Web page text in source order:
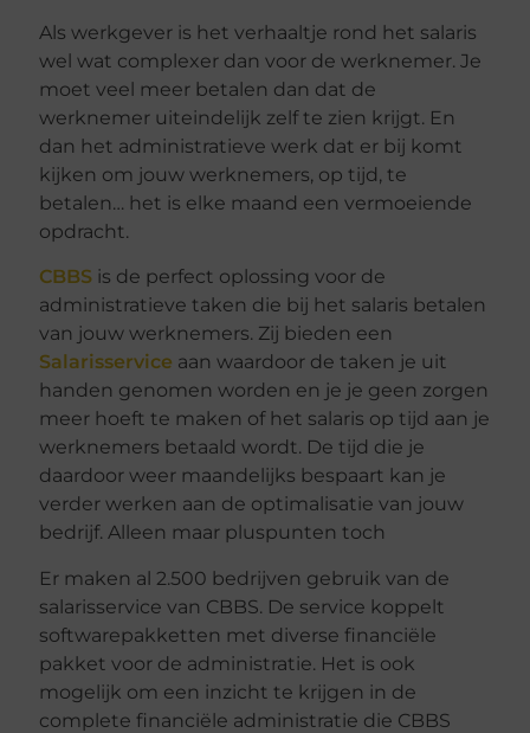
Als werkgever is het verhaaltje rond het salaris
wel wat complexer dan voor de werknemer. Je
moet veel meer betalen dan dat de
werknemer uiteindelijk zelf te zien krijgt. En
dan het administratieve werk dat er bij komt
kijken om jouw werknemers, op tijd, te
betalen… het is elke maand een vermoeiende
opdracht.
CBBS is de perfect oplossing voor de
administratieve taken die bij het salaris betalen
van jouw werknemers. Zij bieden een
Salarisservice aan waardoor de taken je uit
handen genomen worden en je je geen zorgen
meer hoeft te maken of het salaris op tijd aan je
werknemers betaald wordt. De tijd die je
daardoor weer maandelijks bespaart kan je
verder werken aan de optimalisatie van jouw
bedrijf. Alleen maar pluspunten toch
Er maken al 2.500 bedrijven gebruik van de
salarisservice van CBBS. De service koppelt
softwarepakketten met diverse financiële
pakket voor de administratie. Het is ook
mogelijk om een inzicht te krijgen in de
complete financiële administratie die CBBS